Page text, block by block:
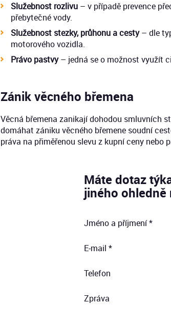
Služebnost rozlivu – v případě prevence
přebytečné vody.
Služebnost stezky, průhonu a cesty– dle
motorového vozidla.
Právo pastvy– jedná se o možnost využít
Zánik věcného břemena
Věcná břemena zanikají dohodou smluvních
domáhat zániku věcného břemene soudní
práva na přiměřenou slevu z kupní ceny nebo
Máte dotaz
jiného
Jméno a příjmení *
E-mail *
Telefon
Zpráva